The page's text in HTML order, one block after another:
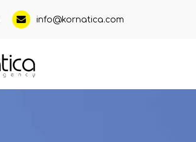
info@kornatica.com